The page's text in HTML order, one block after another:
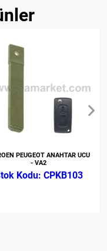
PEUGEOT ANAHTAR UCU
- VA2
CPKB103